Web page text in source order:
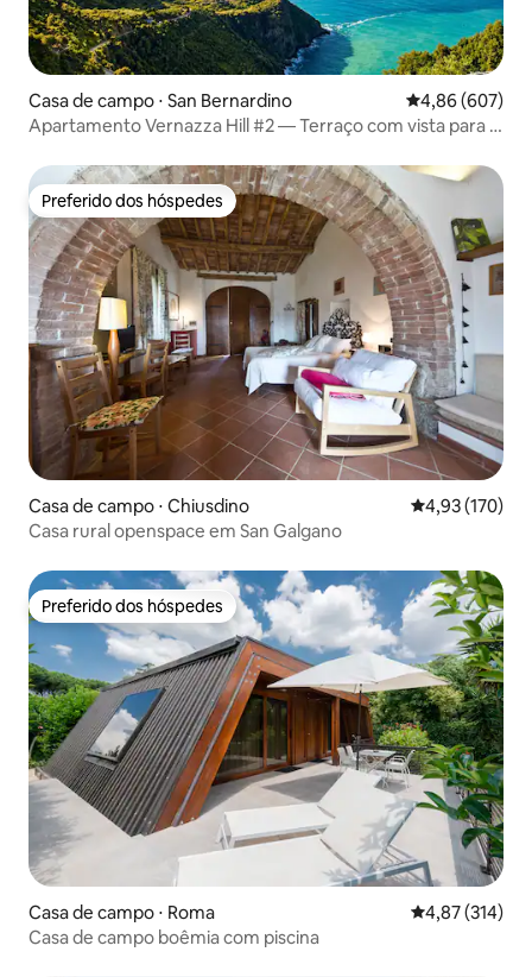
Casa de campo ⋅ San Bernardino 4,86 de uma
4,86 (607)
Apartamento Vernazza Hill #2 — Terraço com vista para o
Preferido dos hóspedes
Preferido dos hóspedes
Casa de campo ⋅ Chiusdino 4,93 de uma
4,93 (170)
Casa rural openspace em San Galgano
Preferido dos hóspedes
Preferido dos hóspedes
Casa de campo ⋅ Roma 4,87 de uma
4,87 (314)
Casa de campo boêmia com piscina